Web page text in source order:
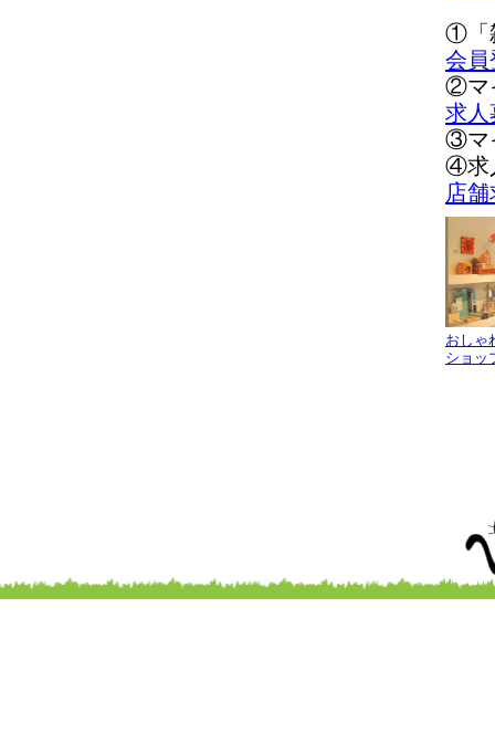
①「
会員
②マ
求人
③マ
④求
店
おしゃ
ショッ